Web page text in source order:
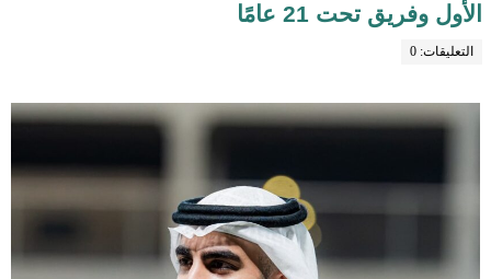
الأول وفريق تحت 21 عامًا
التعليقات: 0